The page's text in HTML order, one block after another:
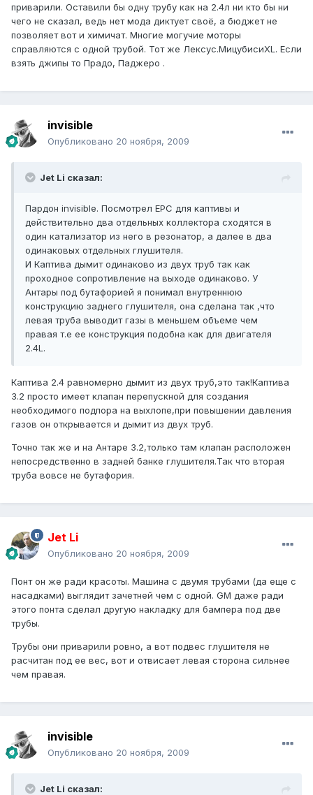
приварили. Оставили бы одну трубу как на 2.4л ни кто бы ни
чего не сказал, ведь нет мода диктует своё, а бюджет не
позволяет вот и химичат. Многие могучие моторы
справляются с одной трубой. Тот же Лексус.МицубисиXL. Если
взять джипы то Прадо, Паджеро .
invisible
Опубликовано 20 ноября, 2009
Jet Li сказал:
Пардон invisible. Посмотрел EPC для каптивы и
действительно два отдельных коллектора сходятся в
один катализатор из него в резонатор, а далее в два
одинаковых отдельных глушителя.
И Каптива дымит одинаково из двух труб так как
проходное сопротивление на выходе одинаково. У
Антары под бутафорией я понимал внутреннюю
конструкцию заднего глушителя, она сделана так ,что
левая труба выводит газы в меньшем объеме чем
правая т.е ее конструкция подобна как для двигателя
2.4L.
Каптива 2.4 равномерно дымит из двух труб,это так!Каптива
3.2 просто имеет клапан перепускной для создания
необходимого подпора на выхлопе,при повышении давления
газов он открывается и дымит из двух труб.
Точно так же и на Антаре 3.2,только там клапан расположен
непосредственно в задней банке глушителя.Так что вторая
труба вовсе не бутафория.
Jet Li
Опубликовано 20 ноября, 2009
Понт он же ради красоты. Машина с двумя трубами (да еще с
насадками) выглядит зачетней чем с одной. GM даже ради
этого понта сделал другую накладку для бампера под две
трубы.
Трубы они приварили ровно, а вот подвес глушителя не
расчитан под ее вес, вот и отвисает левая сторона сильнее
чем правая.
invisible
Опубликовано 20 ноября, 2009
Jet Li сказал: